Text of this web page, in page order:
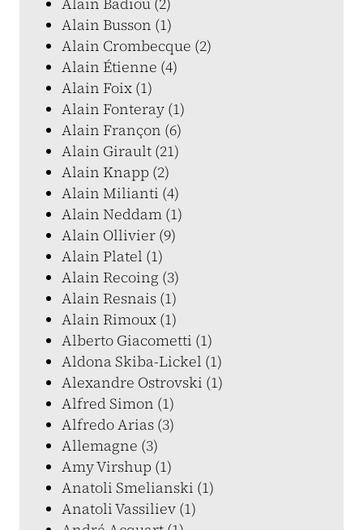
Alain Busson (1)
Alain Crombecque (2)
Alain Étienne (4)
Alain Foix (1)
Alain Fonteray (1)
Alain Françon (6)
Alain Girault (21)
Alain Knapp (2)
Alain Milianti (4)
Alain Neddam (1)
Alain Ollivier (9)
Alain Platel (1)
Alain Recoing (3)
Alain Resnais (1)
Alain Rimoux (1)
Alberto Giacometti (1)
Aldona Skiba-Lickel (1)
Alexandre Ostrovski (1)
Alfred Simon (1)
Alfredo Arias (3)
Allemagne (3)
Amy Virshup (1)
Anatoli Smelianski (1)
Anatoli Vassiliev (1)